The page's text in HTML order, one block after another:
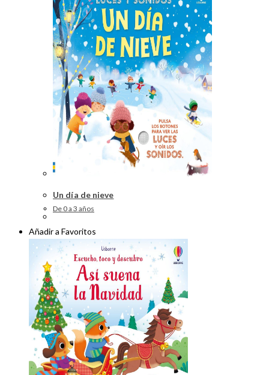
Un día de nieve
De 0 a 3 años
Añadir a Favoritos